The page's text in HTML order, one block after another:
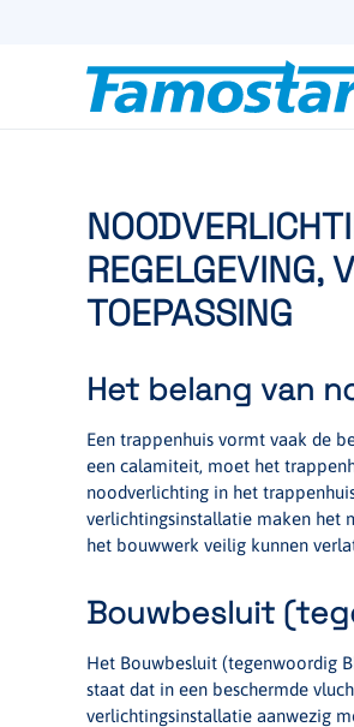
REGELGEVING,
TOEPASSING
Het belang van
Een trappenhuis vormt vaak de
een calamiteit, moet het
noodverlichting in het
verlichtingsinstallatie maken het
het bouwwerk veilig kunnen
Bouwbesluit
Het Bouwbesluit (tegenwoordig
staat dat in een beschermde
verlichtingsinstallatie aanwezig